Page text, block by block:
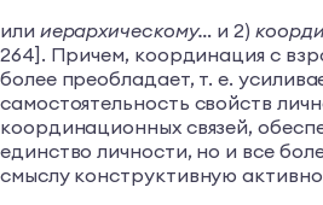
или иерархическому… и 2)
264]. Причем, координация с
более преобладает, т. е.
самостоятельность свойств
координационных связей,
единство личности, но и все
смыслу конструктивную